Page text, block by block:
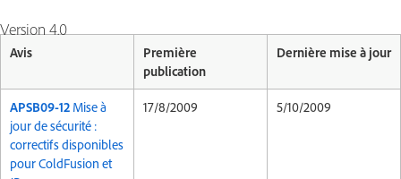
Version 4.0
Avis
Première
publication
Dernière mise à jour
APSB09-12 Mise à
jour de sécurité :
correctifs disponibles
pour ColdFusion et
17/8/2009 5/10/2009